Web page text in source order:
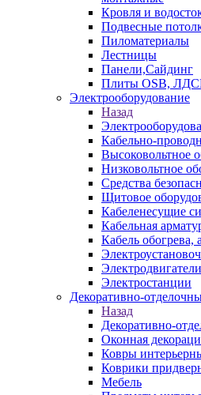
Кровля и
Подвесные
Пиломатериалы
Лестницы
Панели,Сайдинг
Плиты OSB,
Электрооборудование
Назад
Кабельно-
Высоковольтное
Низковольтное
Средства
Щитовое
Кабеленесущие
Кабельная
Кабель обогрева,
Электродвигатели
Электростанции
Декоративно-
Назад
Декоративно-
Оконная
Ковры
Коврики
Мебель